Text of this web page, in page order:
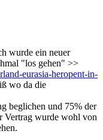
wurde ein neuer
"los gehen" >>
eurasia-heropent-in-
wo da die
beglichen und 75% der
Vertrag wurde wohl von